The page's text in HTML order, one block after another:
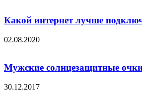
Какой интернет лучше
02.08.2020
Мужские солнцезащитные
30.12.2017